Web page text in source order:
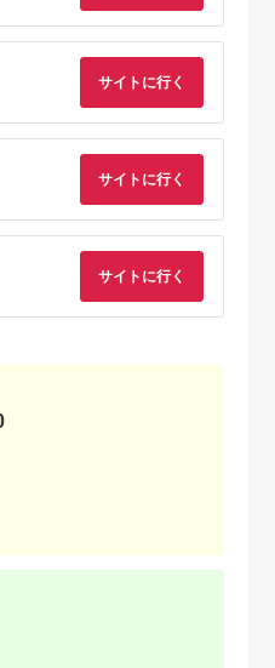
Delivery65W対応
C×1ポート、
A×1ポート 合計
最大63W AC充電器
かしこく充電 ２年保
ACPD65WU1） パ
ダーブルー
5.0
付金額:15,000円
EOS R7 ボディー キ
ャノン 一眼 家電
_0022C
寄付金額:657,000
サイトに行く
サイトに行く
サイトに行く